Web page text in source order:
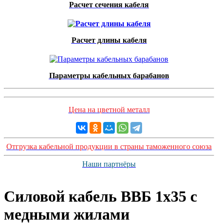
Расчет сечения кабеля
Расчет длины кабеля
Параметры кабельных барабанов
Цена на цветной металл
Отгрузка кабельной продукции в страны таможенного союза
Наши партнёры
Силовой кабель ВВБ 1х35 с
медными жилами